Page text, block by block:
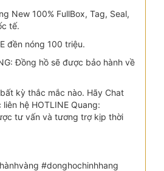
New 100% FullBox, Tag, Seal,
tế.
đền nóng 100 triệu.
Đồng hồ sẽ được bảo hành về
kỳ thắc mắc nào. Hãy Chat
hệ HOTLINE Quang:
tư vấn và tương trợ kịp thời
#donghochinhhang